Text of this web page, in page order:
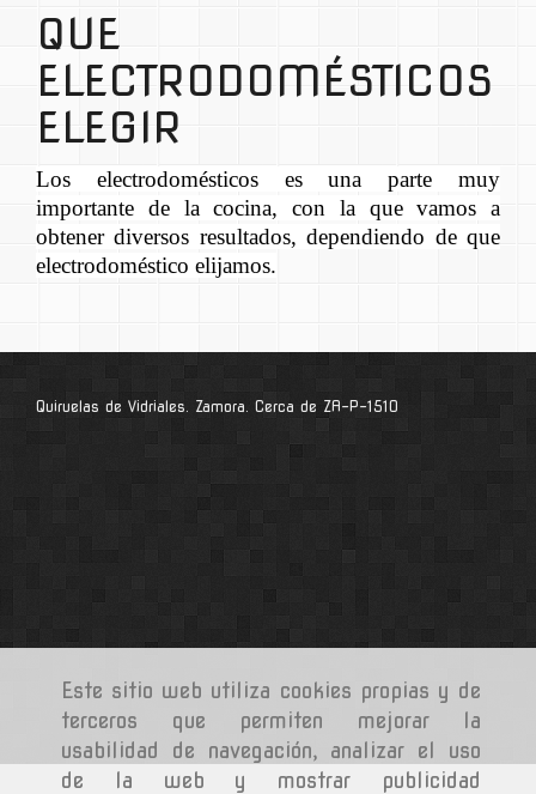
Este sitio web utiliza cookies propias y de
terceros que permiten mejorar la
usabilidad de navegación, analizar el uso
de la web y mostrar publicidad
QUE
ELECTRODOMÉSTICOS
ELEGIR
Los electrodomésticos es una parte muy
importante de la cocina, con la que vamos a
obtener diversos resultados, dependiendo de que
electrodoméstico elijamos.
Quiruelas de Vidriales. Zamora. Cerca de ZA-P-1510